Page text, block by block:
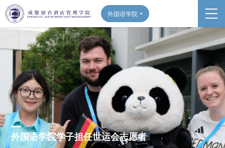
外国语学院
外国语学院学子担任世运会志愿者